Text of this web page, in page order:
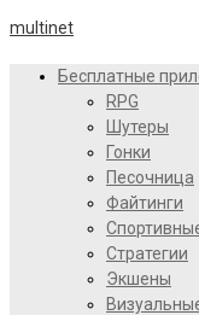
multinet
Бесплатные
RPG
Шутеры
Гонки
Песочница
Файтинги
Стратегии
Экшены